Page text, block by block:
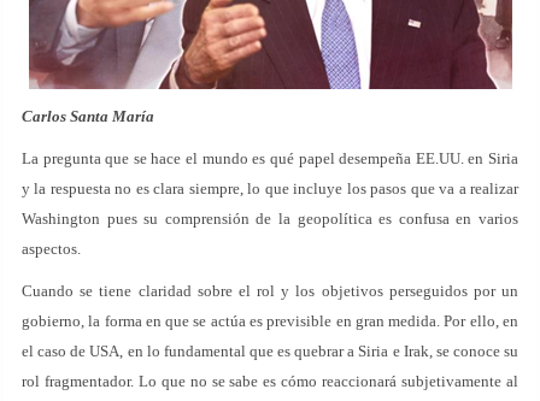
Carlos Santa María
La pregunta que se hace el mundo es qué papel desempeña EE.UU. en Siria
y la respuesta no es clara siempre, lo que incluye los pasos que va a realizar
Washington pues su comprensión de la geopolítica es confusa en varios
aspectos.
Cuando se tiene claridad sobre el rol y los objetivos perseguidos por un
gobierno, la forma en que se actúa es previsible en gran medida. Por ello, en
el caso de USA, en lo fundamental que es quebrar a Siria e Irak, se conoce su
rol fragmentador. Lo que no se sabe es cómo reaccionará subjetivamente al